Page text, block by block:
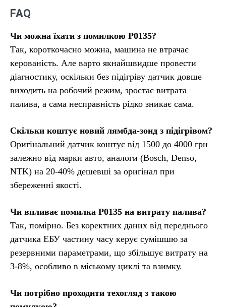
FAQ
Чи можна їхати з помилкою P0135?
Так, короткочасно можна, машина не втрачає
керованість. Але варто якнайшвидше провести
діагностику, оскільки без підігріву датчик довше
виходить на робочий режим, зростає витрата
палива, а сама несправність рідко зникає сама.
Скільки коштує новий лямбда-зонд з підігрівом?
Оригінальний датчик коштує від 1500 до 4000 грн
залежно від марки авто, аналоги (Bosch, Denso,
NTK) на 20-40% дешевші за оригінал при
збереженні якості.
Чи впливає помилка P0135 на витрату палива?
Так, помірно. Без коректних даних від переднього
датчика ЕБУ частину часу керує сумішшю за
резервними параметрами, що збільшує витрату на
3-8%, особливо в міському циклі та взимку.
Чи потрібно проходити техогляд з такою